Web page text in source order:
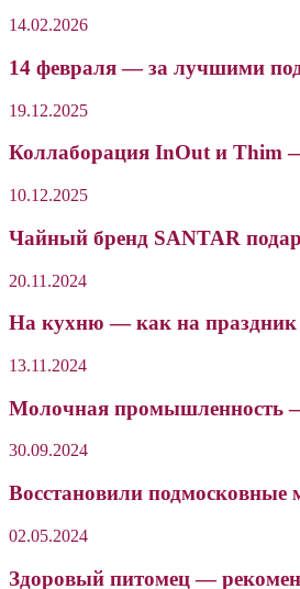
14.02.2026
14 февраля — за лучшими
19.12.2025
Коллаборация InOut и Thim
10.12.2025
Чайный бренд SANTAR
20.11.2024
На кухню — как на праздник
13.11.2024
Молочная промышленность
30.09.2024
Восстановили
02.05.2024
Здоровый питомец —